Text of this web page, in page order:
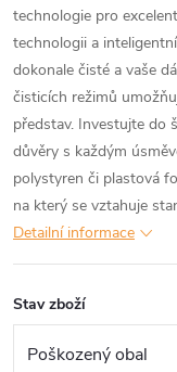
technologie pro
technologii a
dokonale čisté a vaše
čisticích režimů
představ. Investujte do
důvěry s každým
polystyren či plastová
na který se vztahuje
Detailní informace
Stav zboží